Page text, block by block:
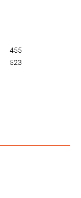
455
523